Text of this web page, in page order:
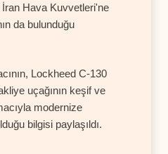
İran Hava Kuvvetleri'ne
da bulunduğu
Lockheed C-130
uçağının keşif ve
modernize
bilgisi paylaşıldı.